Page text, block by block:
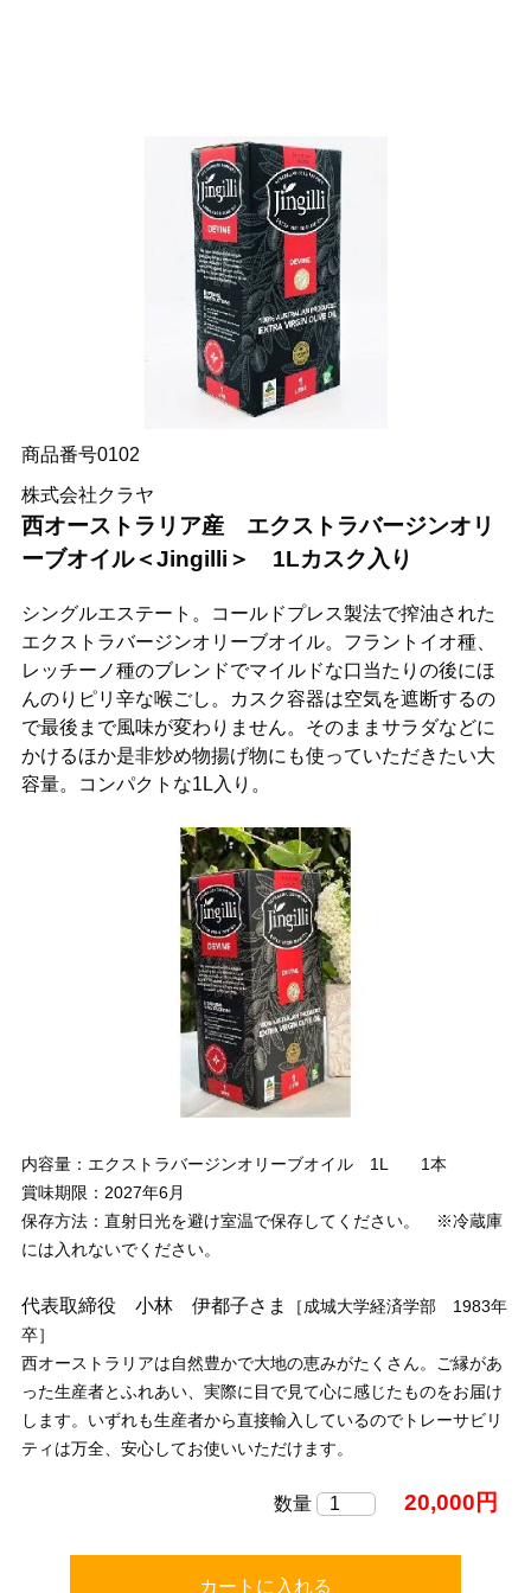
商品番号0102
株式会社クラヤ
西オーストラリア産 エクストラバージンオリ
ーブオイル＜Jingilli＞ 1Lカスク入り
シングルエステート。コールドプレス製法で搾油された
エクストラバージンオリーブオイル。フラントイオ種、
レッチーノ種のブレンドでマイルドな口当たりの後にほ
んのりピリ辛な喉ごし。カスク容器は空気を遮断するの
で最後まで風味が変わりません。そのままサラダなどに
かけるほか是非炒め物揚げ物にも使っていただきたい大
容量。コンパクトな1L入り。
内容量：エクストラバージンオリーブオイル 1L 1本
賞味期限：2027年6月
保存方法：直射日光を避け室温で保存してください。 ※冷蔵庫
には入れないでください。
代表取締役 小林 伊都子さま
［成城大学経済学部 1983年
卒］
西オーストラリアは自然豊かで大地の恵みがたくさん。ご縁があ
った生産者とふれあい、実際に目で見て心に感じたものをお届け
します。いずれも生産者から直接輸入しているのでトレーサビリ
ティは万全、安心してお使いいただけます。
数量 20,000円
カートに入れる